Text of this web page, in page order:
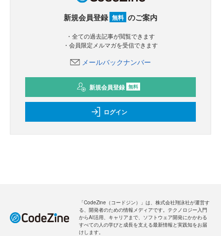
新規会員登録 無料 のご案内
・全ての過去記事が閲覧できます
・会員限定メルマガを受信できます
メールバックナンバー
新規会員登録 無料
ログイン
「CodeZine（コードジン）」は、株式会社翔泳社が運営す
る、開発者のための情報メディアです。テクノロジー入門
からAI活用、キャリアまで、ソフトウェア開発にかかわる
すべての人の学びと成長を支える最新情報と実践知をお届
けします。